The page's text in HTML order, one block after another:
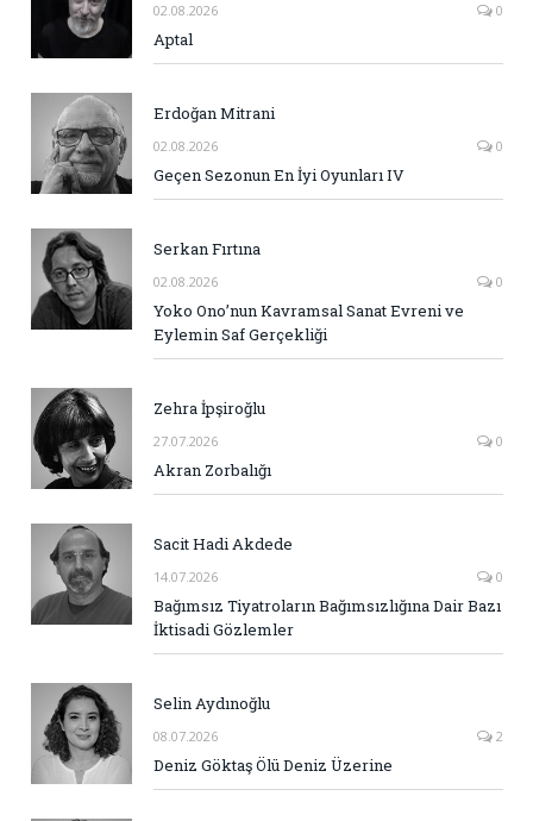
02.08.2026 0
Aptal
Erdoğan Mitrani
02.08.2026 0
Geçen Sezonun En İyi Oyunları IV
Serkan Fırtına
02.08.2026 0
Yoko Ono’nun Kavramsal Sanat Evreni ve
Eylemin Saf Gerçekliği
Zehra İpşiroğlu
27.07.2026 0
Akran Zorbalığı
Sacit Hadi Akdede
14.07.2026 0
Bağımsız Tiyatroların Bağımsızlığına Dair Bazı
İktisadi Gözlemler
Selin Aydınoğlu
08.07.2026 2
Deniz Göktaş Ölü Deniz Üzerine